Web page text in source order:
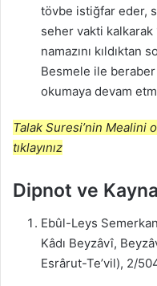
tövbe istiğfar eder,
seher vakti
namazını
Besmele ile
okumaya devam
Talak Suresi’nin Mealini
tıklayınız
Dipnot ve
Ebûl-Leys
Kâdı Beyzâvî,
Esrârut-Te’vil), 2/